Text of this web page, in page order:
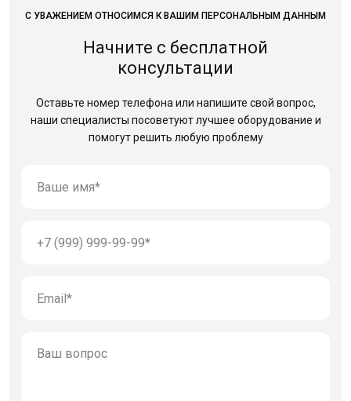
С УВАЖЕНИЕМ ОТНОСИМСЯ К ВАШИМ ПЕРСОНАЛЬНЫМ ДАННЫМ
Начните с бесплатной
консультации
Оставьте номер телефона или напишите свой вопрос,
наши специалисты посоветуют лучшее оборудование и
помогут решить любую проблему